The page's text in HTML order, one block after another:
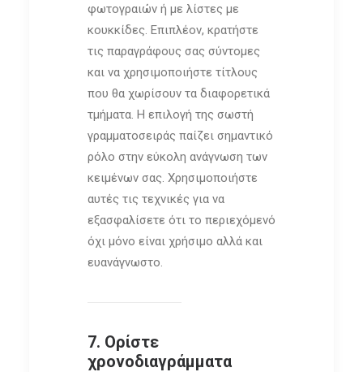
φωτογραιών ή με λίστες με
κουκκίδες. Επιπλέον, κρατήστε
τις παραγράφους σας σύντομες
και να χρησιμοποιήστε τίτλους
που θα χωρίσουν τα διαφορετικά
τμήματα. Η επιλογή της σωστή
γραμματοσειράς παίζει σημαντικό
ρόλο στην εύκολη ανάγνωση των
κειμένων σας. Χρησιμοποιήστε
αυτές τις τεχνικές για να
εξασφαλίσετε ότι το περιεχόμενό
όχι μόνο είναι χρήσιμο αλλά και
ευανάγνωστο.
7. Ορίστε
χρονοδιαγράμματα